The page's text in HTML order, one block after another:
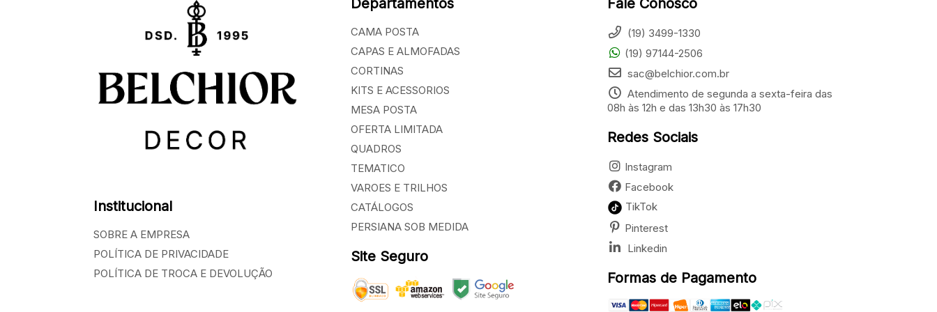
Institucional
SOBRE A EMPRESA
POLÍTICA DE PRIVACIDADE
POLÍTICA DE TROCA E DEVOLUÇÃO
Departamentos
CAMA POSTA
CAPAS E ALMOFADAS
CORTINAS
KITS E ACESSORIOS
MESA POSTA
OFERTA LIMITADA
QUADROS
TEMATICO
VAROES E TRILHOS
CATÁLOGOS
PERSIANA SOB MEDIDA
Site Seguro
Fale Conosco
(19) 3499-1330
(19) 97144-2506
sac@belchior.com.br
Atendimento de segunda a sexta-feira das
08h às 12h e das 13h30 às 17h30
Redes Sociais
Instagram
Facebook
TikTok
Pinterest
Linkedin
Formas de Pagamento